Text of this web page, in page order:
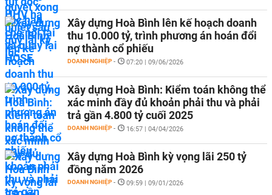
Xây dựng Hoà Bình lên kế hoạch doanh
thu 10.000 tỷ, trình phương án hoán đổi
nợ thành cổ phiếu
DOANH NGHIỆP - 07:20 | 09/06/2026
Xây dựng Hoà Bình: Kiểm toán không thể
xác minh đầy đủ khoản phải thu và phải
trả gần 4.800 tỷ cuối 2025
DOANH NGHIỆP - 16:57 | 04/04/2026
Xây dựng Hoà Bình kỳ vọng lãi 250 tỷ
đồng năm 2026
DOANH NGHIỆP - 09:59 | 09/01/2026